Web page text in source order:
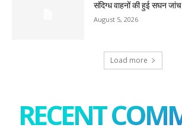
संदिग्ध वाहनों की हुई सघन जांच
August 5, 2026
Load more
RECENT